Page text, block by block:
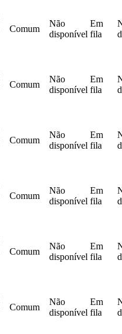
Comum
Não
disponível
Em
fila
Comum
Não
disponível
Em
fila
Comum
Não
disponível
Em
fila
Comum
Não
disponível
Em
fila
Comum
Não
disponível
Em
fila
Comum
Não
disponível
Em
fila